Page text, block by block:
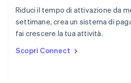
Riduci il tempo di attivazione da
settimane, crea un sistema di
fai crescere la tua attività.
Scopri Connect
Regno Unito
English
Repubblica Ceca
Romania